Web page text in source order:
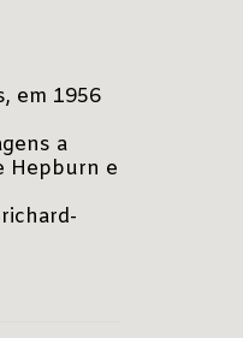
em 1956
a
Hepburn e